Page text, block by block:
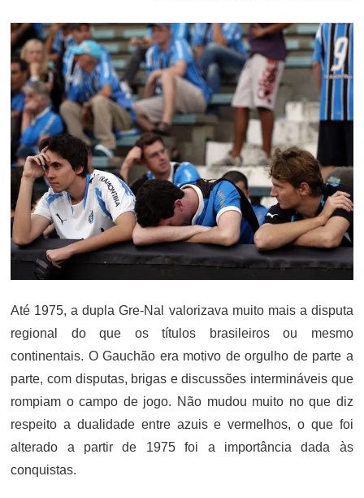
Até 1975, a dupla Gre-Nal valorizava muito mais a disputa
regional do que os títulos brasileiros ou mesmo
continentais. O Gauchão era motivo de orgulho de parte a
parte, com disputas, brigas e discussões intermináveis que
rompiam o campo de jogo. Não mudou muito no que diz
respeito a dualidade entre azuis e vermelhos, o que foi
alterado a partir de 1975 foi a importância dada às
conquistas.